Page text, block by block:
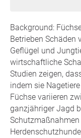
Background:
Betrieben Schäden
Geflügel und
wirtschaftliche
Studien zeigen,
indem sie
Füchse variieren
ganzjähriger Jagd